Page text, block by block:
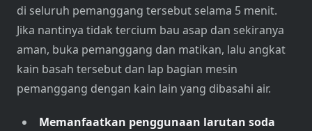
di seluruh pemanggang tersebut selama 5 menit.
Jika nantinya tidak tercium bau asap dan sekiranya
aman, buka pemanggang dan matikan, lalu angkat
kain basah tersebut dan lap bagian mesin
pemanggang dengan kain lain yang dibasahi air.
Memanfaatkan penggunaan larutan soda